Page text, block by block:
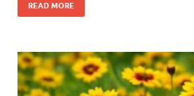
READ MORE